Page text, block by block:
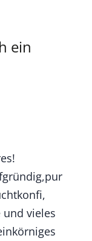
ein
und vieles